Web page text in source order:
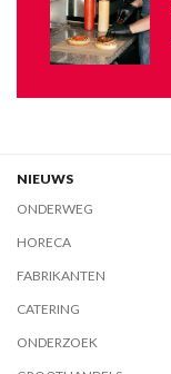
NIEUWS
ONDERWEG
HORECA
FABRIKANTEN
CATERING
ONDERZOEK